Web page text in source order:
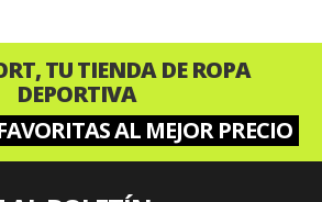
TU TIENDA DE ROPA
DEPORTIVA
AL MEJOR PRECIO